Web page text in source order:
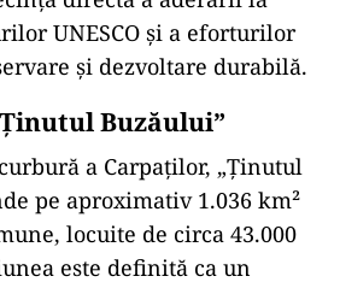
legătura dintre natură
a statutului UNESCO
Răzvan-Gabriel Popa, a
pe platforma Google Arts
de integrare într-un
o recunoaștere a valorii